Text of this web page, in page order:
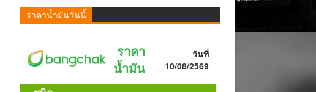
ราคาน้ำมันวันนี้